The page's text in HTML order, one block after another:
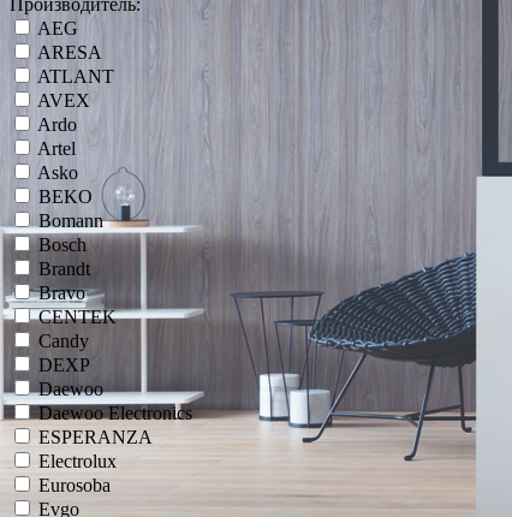
Производитель:
AEG
ARESA
ATLANT
AVEX
Ardo
Artel
Asko
BEKO
Bomann
Bosch
Brandt
Bravo
CENTEK
Candy
DEXP
Daewoo
Daewoo Electronics
ESPERANZA
Electrolux
Eurosoba
Evgo